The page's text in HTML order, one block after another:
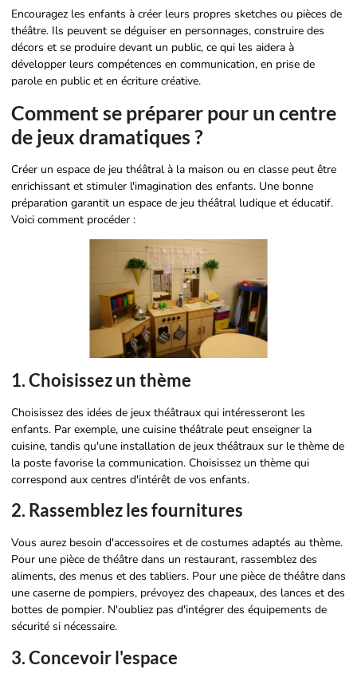
Encouragez les enfants à créer leurs propres sketches ou pièces de
théâtre. Ils peuvent se déguiser en personnages, construire des
décors et se produire devant un public, ce qui les aidera à
développer leurs compétences en communication, en prise de
parole en public et en écriture créative.
Comment se préparer pour un centre
de jeux dramatiques ?
Créer un espace de jeu théâtral à la maison ou en classe peut être
enrichissant et stimuler l'imagination des enfants. Une bonne
préparation garantit un espace de jeu théâtral ludique et éducatif.
Voici comment procéder :
1. Choisissez un thème
Choisissez des idées de jeux théâtraux qui intéresseront les
enfants. Par exemple, une cuisine théâtrale peut enseigner la
cuisine, tandis qu'une installation de jeux théâtraux sur le thème de
la poste favorise la communication. Choisissez un thème qui
correspond aux centres d'intérêt de vos enfants.
2. Rassemblez les fournitures
Vous aurez besoin d'accessoires et de costumes adaptés au thème.
Pour une pièce de théâtre dans un restaurant, rassemblez des
aliments, des menus et des tabliers. Pour une pièce de théâtre dans
une caserne de pompiers, prévoyez des chapeaux, des lances et des
bottes de pompier. N'oubliez pas d'intégrer des équipements de
sécurité si nécessaire.
3. Concevoir l'espace